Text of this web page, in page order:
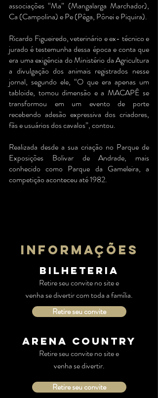
associações “Ma” (Mangalarga Marchador),
Ca (Campolina) e Pe (Pêga, Pônei e Piquira).
Ricardo Figueiredo, veterinário e ex- técnico e
jurado é testemunha dessa época e conta que
era uma exigência do Ministério da Agricultura
a divulgação dos animais registrados nesse
jornal, segundo ele, “O que era apenas um
tabloide, tomou dimensão e a MACAPÊ se
transformou em um evento de porte
recebendo adesão expressiva dos criadores,
fãs e usuários dos cavalos”, contou.
Realizada desde a sua criação no Parque de
Exposições Bolivar de Andrade, mais
conhecido como Parque da Gameleira, a
competição aconteceu até 1982.
informações
Bilheteria
Retire seu convite no site e
venha se divertir com toda a família.
Retire seu convite
ARENA COUNTRY
Retire seu convite no site e
venha se divertir.
Retire seu convite